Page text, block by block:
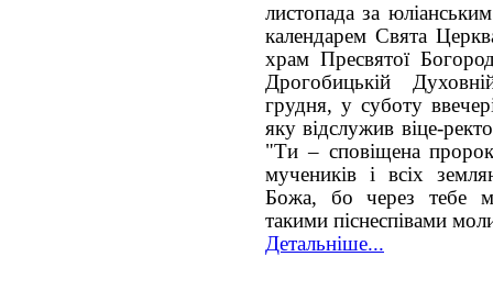
листопада за
календарем Свята
храм Пресвятої
Дрогобицькій
грудня, у суботу
яку відслужив віце-
"Ти – сповіщена
мучеників і всіх
Божа, бо через тебе
такими піснеспівами
Детальніше...